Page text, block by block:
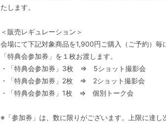
たします。
＜販売レギュレーション＞
会場にて下記対象商品を1,900円ご購入（ご予約）毎
「特典会参加券」を１枚お渡します。
・「特典会参加券」3枚 ⇒ 5ショット撮影会
・「特典会参加券」2枚 ⇒ 2ショット撮影会
・「特典会参加券」1枚 ⇒ 個別トーク会
※「参加券」は、数に限りがございます。上限に達し